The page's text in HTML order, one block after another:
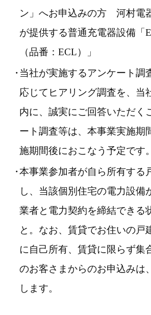
ン」へお申込みの方 河村電
が提供する普通充電器設備「
（品番：ECL）」
当社が実施するアンケート調
応じてヒアリング調査を、当
内に、誠実にご回答いただ
ート調査等は、本事業実施期
施期間後におこなう予定です。
本事業参加者が自ら所有する
し、当該個別住宅の電力設備
業者と電力契約を締結できる
と。なお、賃貸でお住いの戸
に自己所有、賃貸に限らず集
のお客さまからのお申込みは
します。